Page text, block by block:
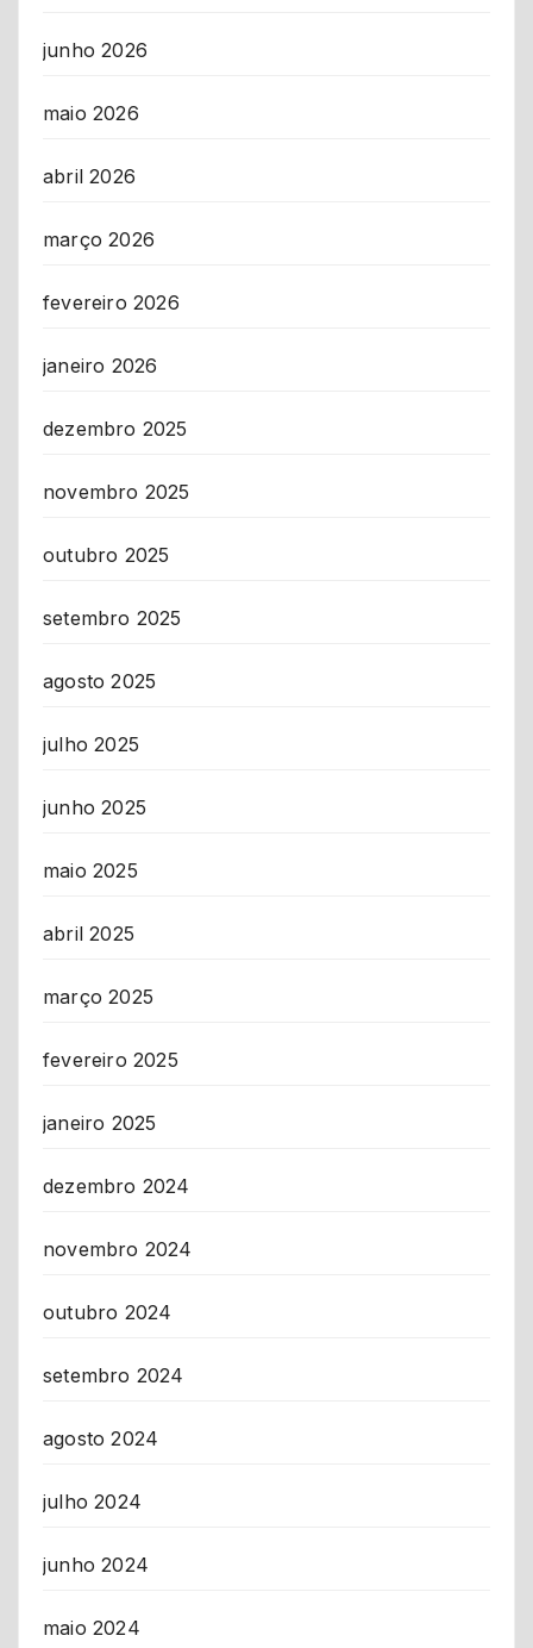
junho 2026
maio 2026
abril 2026
março 2026
fevereiro 2026
janeiro 2026
dezembro 2025
novembro 2025
outubro 2025
setembro 2025
agosto 2025
julho 2025
junho 2025
maio 2025
abril 2025
março 2025
fevereiro 2025
janeiro 2025
dezembro 2024
novembro 2024
outubro 2024
setembro 2024
agosto 2024
julho 2024
junho 2024
maio 2024